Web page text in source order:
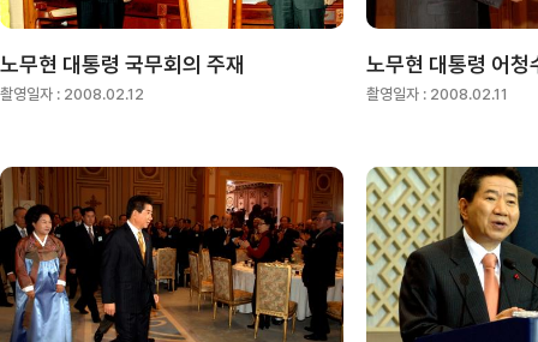
노무현 대통령 국무회의 주재
촬영일자 : 2008.02.12 촬영일자 : 2008.02.11